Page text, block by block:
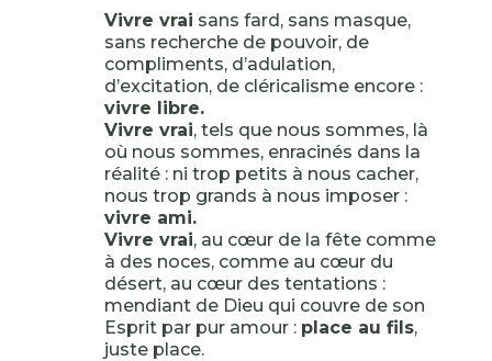
Vivre vrai sans fard, sans masque,
sans recherche de pouvoir, de
compliments, d’adulation,
d’excitation, de cléricalisme encore :
vivre libre.
Vivre vrai, tels que nous sommes, là
où nous sommes, enracinés dans la
réalité : ni trop petits à nous cacher,
nous trop grands à nous imposer :
vivre ami.
Vivre vrai, au cœur de la fête comme
à des noces, comme au cœur du
désert, au cœur des tentations :
mendiant de Dieu qui couvre de son
Esprit par pur amour : place au fils,
juste place.